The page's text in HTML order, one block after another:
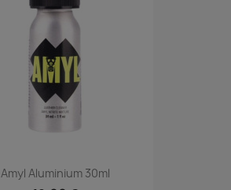
Amyl Aluminium 30ml